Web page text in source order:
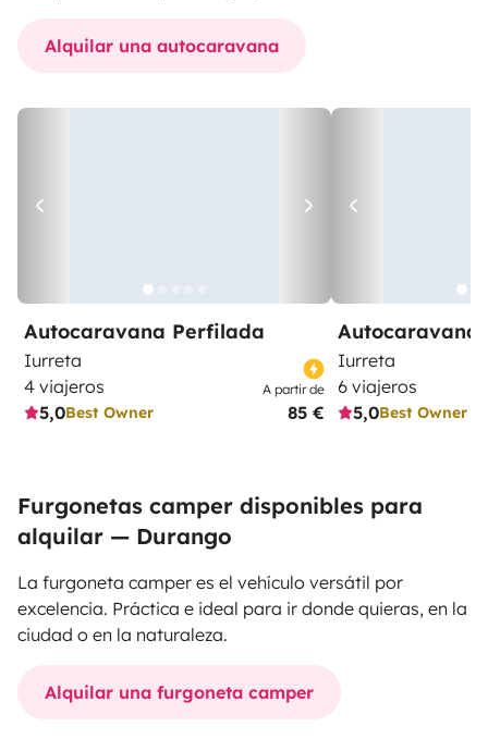
Alquilar una autocaravana
Autocaravana Perfilada
Iurreta
4 viajeros
5,0Best Owner
A partir de
85 €
Autocaravana
Iurreta
6 viajeros
5,0Best Owner
Furgonetas camper disponibles para
alquilar — Durango
La furgoneta camper es el vehículo versátil por
excelencia. Práctica e ideal para ir donde quieras, en la
ciudad o en la naturaleza.
Alquilar una furgoneta camper